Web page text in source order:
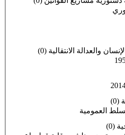
والعدالة الانتقالية (
0
)
(
0
)
(
0
)